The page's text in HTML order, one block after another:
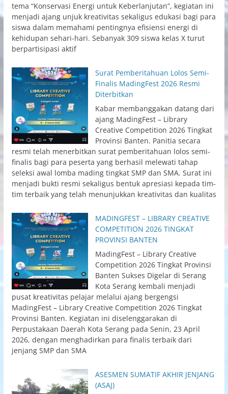
tema “Konservasi Energi untuk Keberlanjutan”, kegiatan ini
menjadi ajang unjuk kreativitas sekaligus edukasi bagi para
siswa dalam memahami pentingnya efisiensi energi di
kehidupan sehari-hari. Sebanyak 309 siswa kelas X turut
berpartisipasi aktif
Surat Pemberitahuan Lolos Semi-
Finalis MadingFest 2026 Resmi
Diterbitkan
Kabar membanggakan datang dari
ajang MadingFest – Library
Creative Competition 2026 Tingkat
Provinsi Banten. Panitia secara
resmi telah menerbitkan surat pemberitahuan lolos semi-
finalis bagi para peserta yang berhasil melewati tahap
seleksi awal lomba mading tingkat SMP dan SMA. Surat ini
menjadi bukti resmi sekaligus bentuk apresiasi kepada tim-
tim terbaik yang telah menunjukkan kreativitas dan kualitas
MADINGFEST – LIBRARY CREATIVE
COMPETITION 2026 TINGKAT
PROVINSI BANTEN
MadingFest – Library Creative
Competition 2026 Tingkat Provinsi
Banten Sukses Digelar di Serang
Kota Serang kembali menjadi
pusat kreativitas pelajar melalui ajang bergengsi
MadingFest – Library Creative Competition 2026 Tingkat
Provinsi Banten. Kegiatan ini diselenggarakan di
Perpustakaan Daerah Kota Serang pada Senin, 23 April
2026, dengan menghadirkan para finalis terbaik dari
jenjang SMP dan SMA
ASESMEN SUMATIF AKHIR JENJANG
(ASAJ)